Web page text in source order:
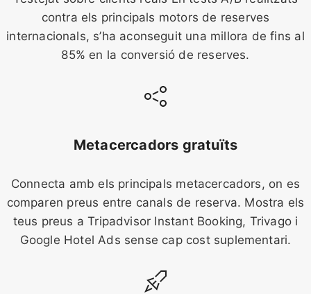
contra els principals motors de reserves
internacionals, s’ha aconseguit una millora de fins al
85% en la conversió de reserves.
Metacercadors gratuïts
Connecta amb els principals metacercadors, on es
comparen preus entre canals de reserva. Mostra els
teus preus a Tripadvisor Instant Booking, Trivago i
Google Hotel Ads sense cap cost suplementari.